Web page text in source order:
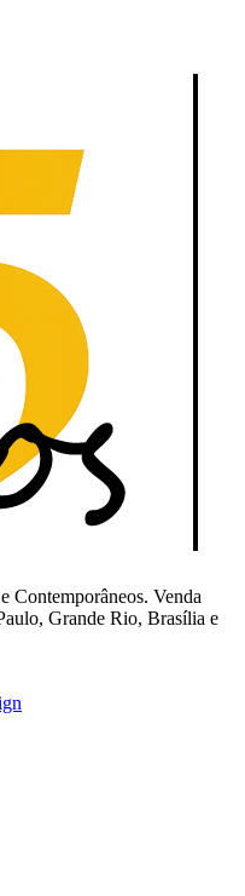
Contemporâneos. Venda
Grande Rio, Brasília e